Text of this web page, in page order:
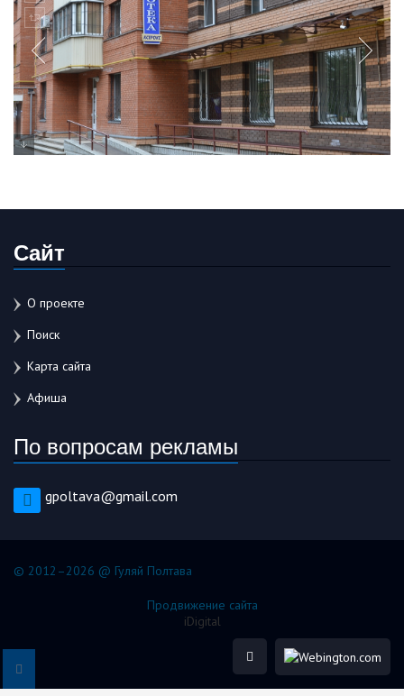
Сайт
О проекте
Поиск
Карта сайта
Афиша
По вопросам рекламы
gpoltava@gmail.com
© 2012–2026 @ Гуляй Полтава
Продвижение сайта
iDigital